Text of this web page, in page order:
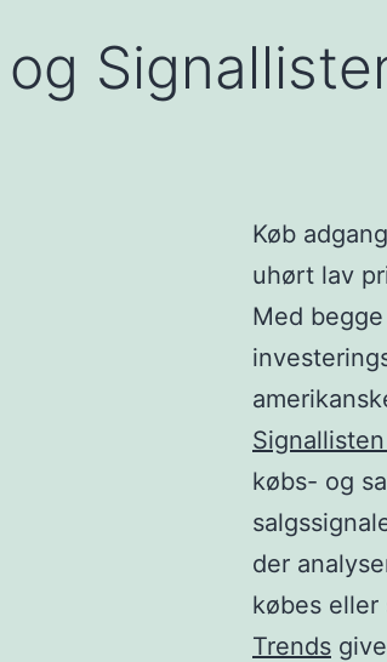
Køb
uhørt lav
Med
købs- og
der
købes
Trends